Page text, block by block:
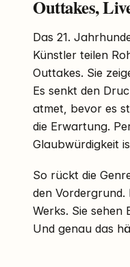
Outtakes,
Das 21.
Künstler teilen
Outtakes. Sie
Es senkt den
atmet, bevor es
die Erwartung.
Glaubwürdigkeit
So rückt die
den Vordergrund.
Werks. Sie sehen
Und genau das